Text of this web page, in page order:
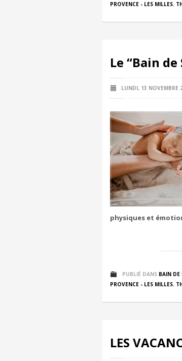
PROVENCE - LES MILLES,
Le “Bain
LUNDI, 13 NOVEMBRE
physiques et
PUBLIÉ DANS BAIN DE
PROVENCE - LES MILLES,
LES